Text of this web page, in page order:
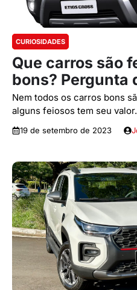
CURIOSIDADES
Que carros são
bons? Pergunta
Nem todos os carros bons
alguns feiosos tem seu
19 de setembro de 2023